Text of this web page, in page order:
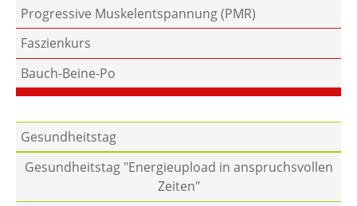
Progressive Muskelentspannung (PMR)
Faszienkurs
Bauch-Beine-Po
Gesundheitstag
Gesundheitstag "Energieupload in anspruchsvollen
Zeiten"